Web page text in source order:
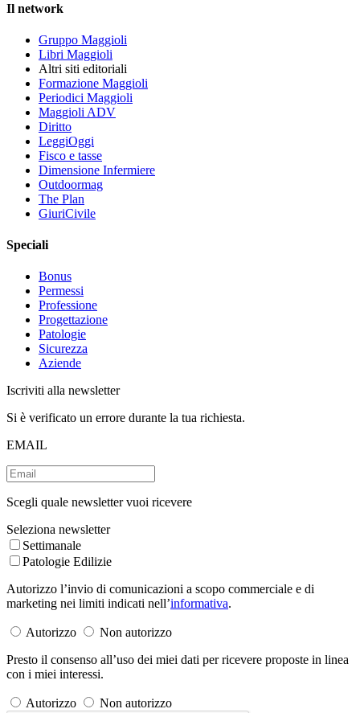
Il network
Gruppo Maggioli
Libri Maggioli
Altri siti editoriali
Formazione Maggioli
Periodici Maggioli
Maggioli ADV
Diritto
LeggiOggi
Fisco e tasse
Dimensione Infermiere
Outdoormag
The Plan
GiuriCivile
Speciali
Bonus
Permessi
Professione
Progettazione
Patologie
Sicurezza
Aziende
Iscriviti alla newsletter
Si è verificato un errore durante la tua richiesta.
EMAIL
Scegli quale newsletter vuoi ricevere
Seleziona newsletter
Settimanale
Patologie Edilizie
Autorizzo l’invio di comunicazioni a scopo commerciale e di
marketing nei limiti indicati nell’informativa.
Autorizzo
Non autorizzo
Presto il consenso all’uso dei miei dati per ricevere proposte in linea
con i miei interessi.
Autorizzo Non autorizzo